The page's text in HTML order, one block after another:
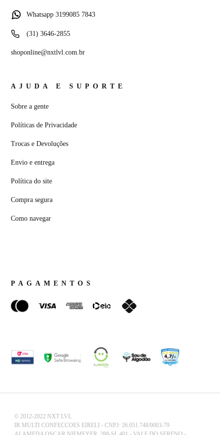
Whatsapp 3199085 7843
(31) 3646-2855
shoponline@nxtlvl.com.br
AJUDA E SUPORTE
Sobre a gente
Políticas de Privacidade
Trocas e Devoluções
Envio e entrega
Política do site
Compra segura
Como navegar
PAGAMENTOS
© 2012-2022 NXT LVL
IR MULTI CONFECCOES EIRELI - CNPJ: 26.051.748/0003-79